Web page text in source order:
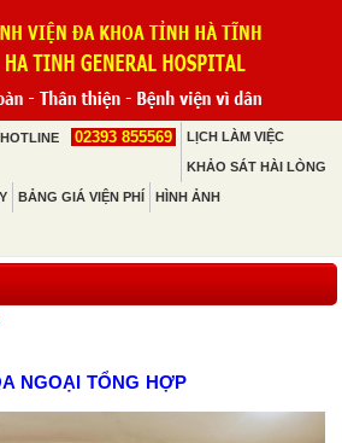
HOTLINE 02393 855569 LỊCH LÀM VIỆC
KHẢO SÁT HÀI LÒNG
BẢNG GIÁ VIỆN PHÍ HÌNH ẢNH
NGOẠI TỔNG HỢP